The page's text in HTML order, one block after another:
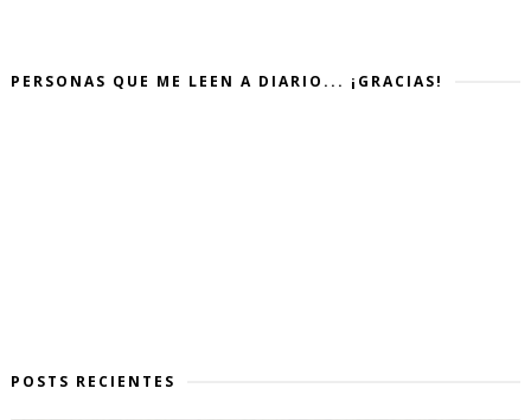
PERSONAS QUE ME LEEN A DIARIO... ¡GRACIAS!
POSTS RECIENTES